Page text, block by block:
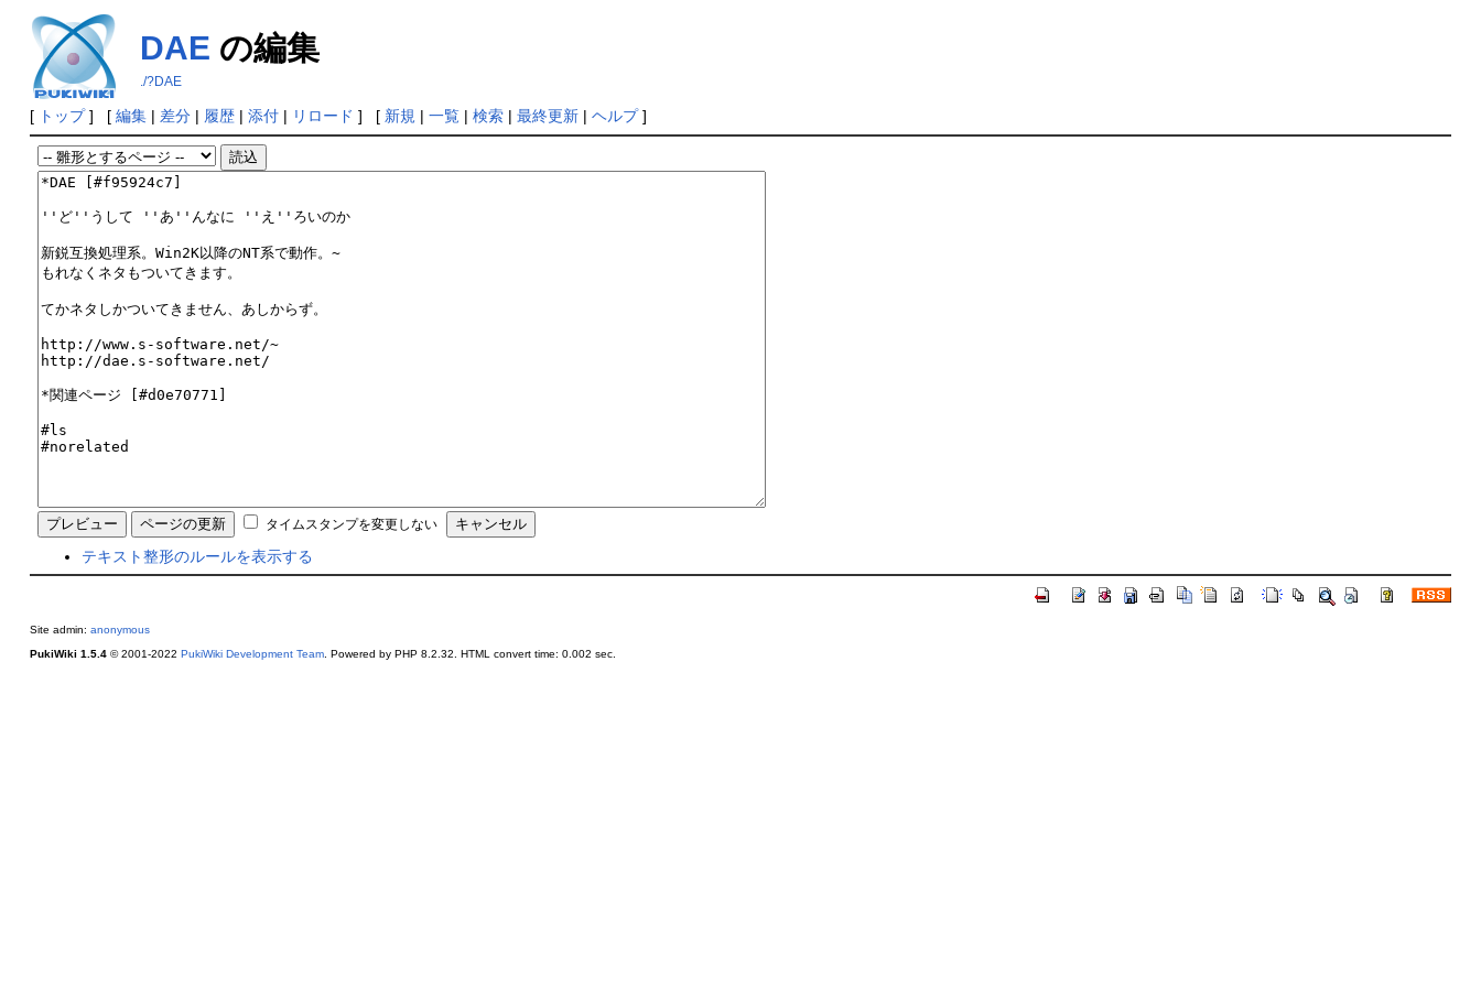
DAE の編集
./?DAE
[ トップ] [ 編集| 差分| 履歴| 添付| リロード ] [ 新規 | 一覧| 検索| 最終更新| ヘルプ]
タイムスタンプを変更しない
テキスト整形のルールを表示する
Site admin: anonymous
PukiWiki 1.5.4© 2001-2022 PukiWiki Development Team. Powered by PHP 8.2.32. HTML convert time: 0.002 sec.